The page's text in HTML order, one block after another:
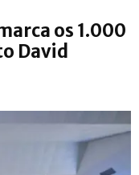
os 1.000
David